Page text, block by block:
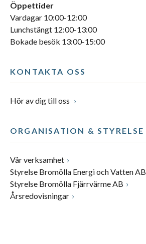
Öppettider
Vardagar 10:00-12:00
Lunchstängt 12:00-13:00
Bokade besök 13:00-15:00
KONTAKTA OSS
Hör av dig till oss
ORGANISATION & STYRELSE
Vår verksamhet
Styrelse Bromölla Energi och Vatten AB
Styrelse Bromölla Fjärrvärme AB
Årsredovisningar